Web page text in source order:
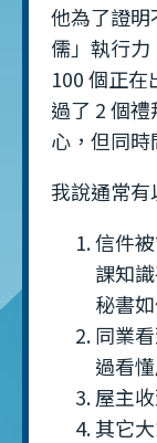
他為了證
儒」執行
100 個正在
過了 2 個
心，但同時
我說通常有
信件
課知
秘書
同業
過看
屋主
其它